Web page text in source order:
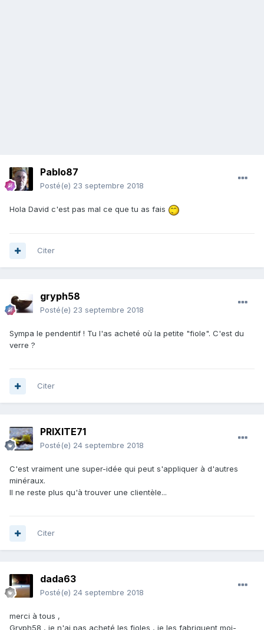
Pablo87
Posté(e) 23 septembre 2018
Hola David c'est pas mal ce que tu as fais
Citer
gryph58
Posté(e) 23 septembre 2018
Sympa le pendentif ! Tu l'as acheté où la petite "fiole". C'est du
verre ?
Citer
PRIXITE71
Posté(e) 24 septembre 2018
C'est vraiment une super-idée qui peut s'appliquer à d'autres
minéraux.
Il ne reste plus qu'à trouver une clientèle...
Citer
dada63
Posté(e) 24 septembre 2018
merci à tous ,
Gryph58 , je n'ai pas acheté les fioles , je les fabriquent moi-